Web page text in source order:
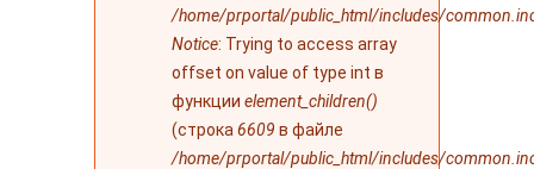
/home/prportal/public_html/includes/
Notice: Trying to access array
offset on value of type int в
функции element_children()
(строка 6609 в файле
/home/prportal/public_html/includes/